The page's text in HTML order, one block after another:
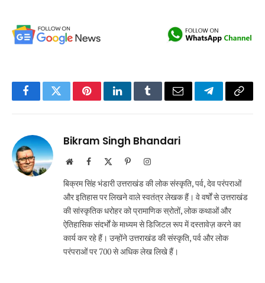
FacebookTwitterPinterestLinkedInTumblrEmail TelegramCopy
Bikram Singh Bhandari
WebsiteFacebook PinterestInstagram
बिक्रम सिंह भंडारी उत्तराखंड की लोक संस्कृति, पर्व, देव परंपराओं
और इतिहास पर लिखने वाले स्वतंत्र लेखक हैं। वे वर्षों से उत्तराखंड
की सांस्कृतिक धरोहर को प्रामाणिक स्रोतों, लोक कथाओं और
ऐतिहासिक संदर्भों के माध्यम से डिजिटल रूप में दस्तावेज़ करने का
कार्य कर रहे हैं। उन्होंने उत्तराखंड की संस्कृति, पर्व और लोक
परंपराओं पर 700 से अधिक लेख लिखे हैं।